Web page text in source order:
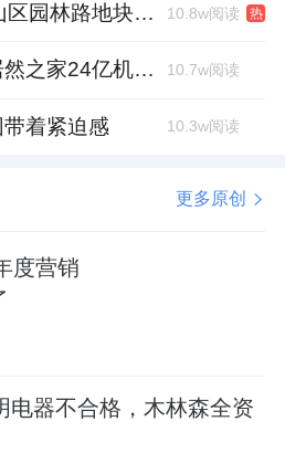
恺德集团竞得洪山区园林路地块，引入贝好家C2M产品定位及营销服务 10.8w阅读 热
家居卖场首单！居然之家24亿机构间REITs获深交所无异议函 10.7w阅读
着紧迫感 10.3w阅读
更多原创
度营销
电器不合格，木林森全资